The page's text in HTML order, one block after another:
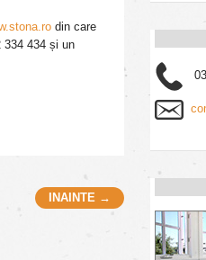
din care
334 434 și un
INAINTE →